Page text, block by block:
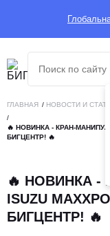
ГЛАВНАЯ / НОВОСТИ И
/
🔥 НОВИНКА -
БИГЦЕНТР! 🔥
🔥 НОВИНКА -
ISUZU
БИГЦЕНТР! 🔥